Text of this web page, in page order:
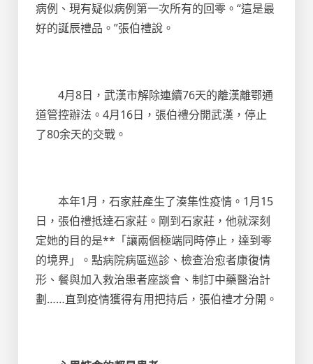
病例、現有疑似病例第一次所有的回零。“這是最
好的誕辰禮品。”張伯禮說。
4月8日，武漢市解除連續76天的離漢離鄂通
道管控辦法。4月16日，張伯禮分開武漢，停止
了80余天的交戰。
本年1月，石家莊產生了湊集性疫情。1月15
日，張伯禮抵達石家莊。剛到石家莊，他就深刻
定她的目的是**「讓兩個極端同時停止，達到零
的境界」。點病院病區巡診、檢查治愈者康復情
形、餐與加入救治患者座談會、制訂中藥醫治計
劃……直到疫情獲得有用把持后，張伯禮才分開。